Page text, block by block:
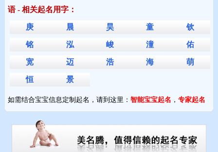
语 - 相关起名用字：
庚 晨 昊 童 钦
铭 泓 峻 潼 佑
宽 迈 浩 海 萌
恒 景
如需结合宝宝信息定制起名，请到这里： 智能宝宝起名 ， 专家起名